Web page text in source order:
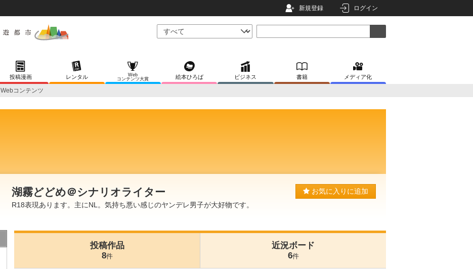
新規登録 ログイン
投稿漫画 レンタル
Web
コンテンツ大賞
絵本ひろば ビジネス 書籍 メディア化
Webコンテンツ
湖霧どどめ＠シナリオライター
R18表現あります。主にNL。気持ち悪い感じのヤンデレ男子が大好物です。
お気に入りに追加
投稿作品
8件
近況ボード
6件